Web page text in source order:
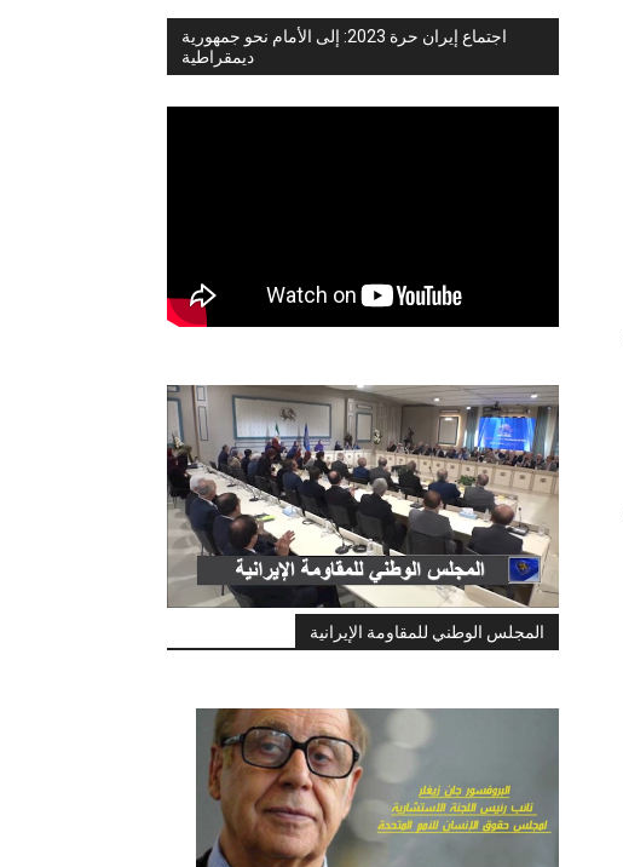
اجتماع إيران حرة 2023: إلى الأمام نحو جمهورية
ديمقراطية
المجلس الوطني للمقاومة الإيرانية